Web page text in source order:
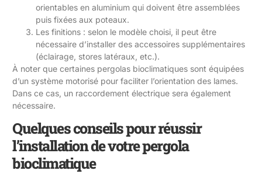
orientables en aluminium qui doivent être assemblées
puis fixées aux poteaux.
Les finitions : selon le modèle choisi, il peut être
nécessaire d’installer des accessoires supplémentaires
(éclairage, stores latéraux, etc.).
À noter que certaines pergolas bioclimatiques sont équipées
d’un système motorisé pour faciliter l’orientation des lames.
Dans ce cas, un raccordement électrique sera également
nécessaire.
Quelques conseils pour réussir
l’installation de votre pergola
bioclimatique